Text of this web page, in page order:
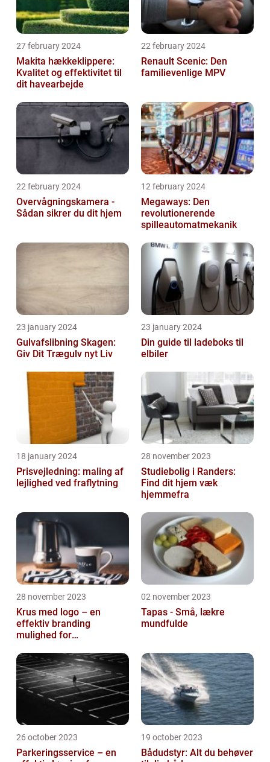
27 february 2024
Makita hækkeklippere:
Kvalitet og effektivitet til
dit havearbejde
22 february 2024
Renault Scenic: Den
familievenlige MPV
22 february 2024
Overvågningskamera -
Sådan sikrer du dit hjem
12 february 2024
Megaways: Den
revolutionerende
spilleautomatmekanik
23 january 2024
Gulvafslibning Skagen:
Giv Dit Trægulv nyt Liv
23 january 2024
Din guide til ladeboks til
elbiler
18 january 2024
Prisvejledning: maling af
lejlighed ved fraflytning
28 november 2023
Studiebolig i Randers:
Find dit hjem væk
hjemmefra
28 november 2023
Krus med logo – en
effektiv branding
mulighed for
02 november 2023
Tapas - Små, lækre
mundfulde
26 october 2023
Parkeringsservice – en
19 october 2023
Bådudstyr: Alt du behøver